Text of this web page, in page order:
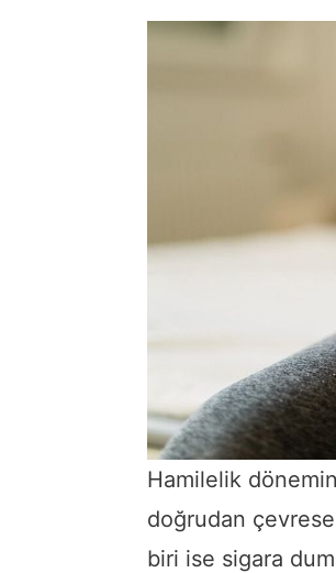
Hamilelik
doğrudan
biri ise sigara